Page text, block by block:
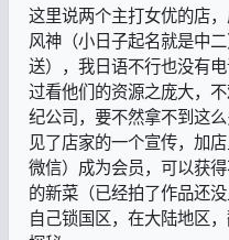
这里说两个主打女优的店
风神（小日子起名就是中
送），我日语不行也没有
过看他们的资源之庞大，
纪公司，要不然拿不到这
见了店家的一个宣传，加
微信）成为会员，可以获
的新菜（已经拍了作品还
自己锁国区，在大陆地区